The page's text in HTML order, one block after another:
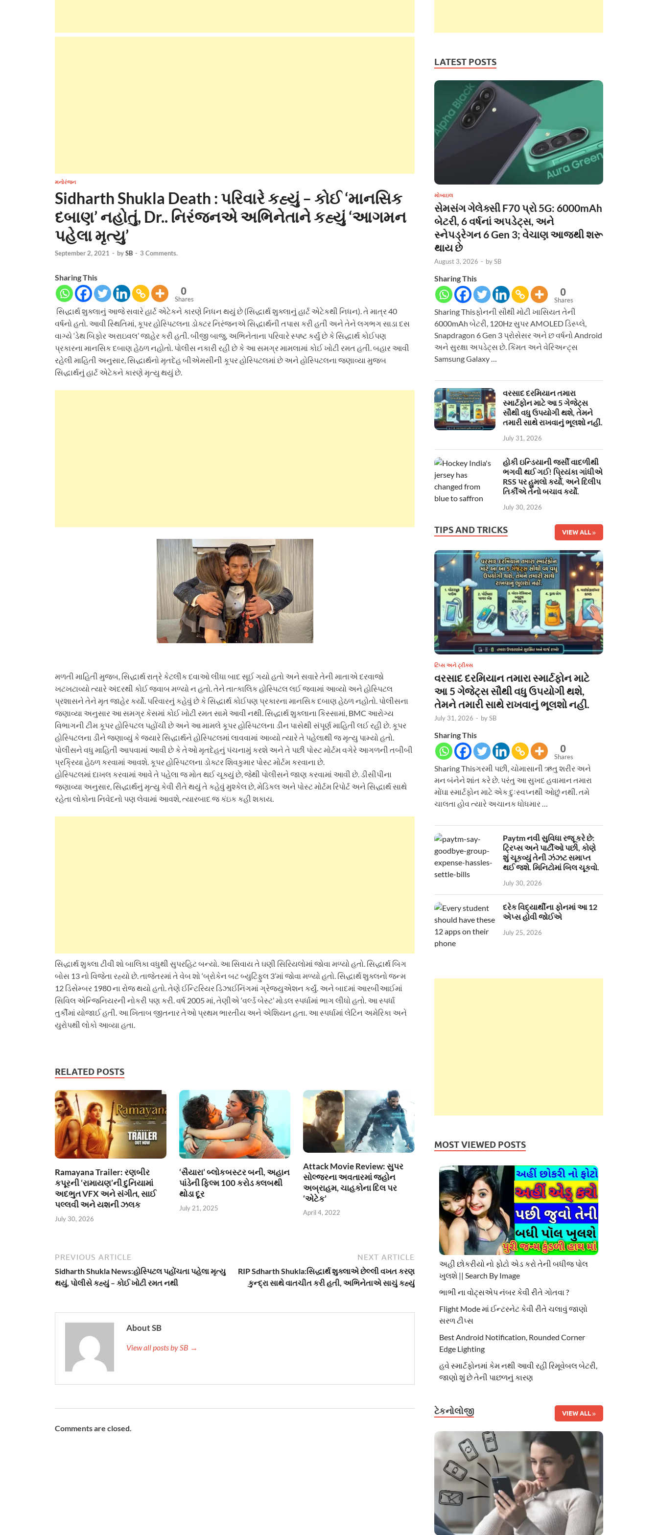
મનોરંજન
Sidharth Shukla Death : પરિવારે કહ્યું – કોઈ ‘માનસિક
દબાણ’ નહોતું, Dr.. નિરંજનએ અભિનેતાને કહ્યું ‘આગમન
પહેલા મૃત્યુ’
September 2, 2021 - bySB - 3 Comments.
Sharing This
0
Shares
સિદ્ધાર્થ શુક્લાનું આજે સવારે હાર્ટ એટેકને કારણે નિધન થયું છે (સિદ્ધાર્થ શુક્લાનું હાર્ટ એટેકથી નિધન). તે માત્ર 40
વર્ષનો હતો. આવી સ્થિતિમાં, કૂપર હોસ્પિટલના ડોક્ટર નિરંજનએ સિદ્ધાર્થની તપાસ કરી હતી અને તેને લગભગ સાડા દસ
વાગ્યે ‘ડેથ બિફોર અરાઇવલ’ જાહેર કરી હતી. બીજી બાજુ, અભિનેતાના પરિવારે સ્પષ્ટ કર્યું છે કે સિદ્ધાર્થ કોઈપણ
પ્રકારના માનસિક દબાણ હેઠળ નહોતો. પોલીસ નકારી રહી છે કે આ સમગ્ર મામલામાં કોઈ ખોટી રમત હતી. બહાર આવી
રહેલી માહિતી અનુસાર, સિદ્ધાર્થનો મૃતદેહ બીએમસીની કૂપર હોસ્પિટલમાં છે અને હોસ્પિટલના જણાવ્યા મુજબ
સિદ્ધાર્થનું હાર્ટ એટેકને કારણે મૃત્યુ થયું છે.
મળતી માહિતી મુજબ, સિદ્ધાર્થ રાત્રે કેટલીક દવાઓ લીધા બાદ સૂઈ ગયો હતો અને સવારે તેની માતાએ દરવાજો
ખટખટાવ્યો ત્યારે અંદરથી કોઈ જવાબ મળ્યો ન હતો. તેને તાત્કાલિક હોસ્પિટલ લઈ જવામાં આવ્યો અને હોસ્પિટલ
પ્રશાસને તેને મૃત જાહેર કર્યો. પરિવારનું કહેવું છે કે સિદ્ધાર્થ કોઈપણ પ્રકારના માનસિક દબાણ હેઠળ નહોતો. પોલીસના
જણાવ્યા અનુસાર આ સમગ્ર કેસમાં કોઈ ખોટી રમત સામે આવી નથી. સિદ્ધાર્થ શુક્લાના કિસ્સામાં, BMC આરોગ્ય
વિભાગની ટીમ કૂપર હોસ્પિટલ પહોંચી છે અને આ મામલે કૂપર હોસ્પિટલના ડીન પાસેથી સંપૂર્ણ માહિતી લઈ રહી છે. કૂપર
હોસ્પિટલના ડીને જણાવ્યું કે જ્યારે સિદ્ધાર્થને હોસ્પિટલમાં લાવવામાં આવ્યો ત્યારે તે પહેલાથી જ મૃત્યુ પામ્યો હતો.
પોલીસને વધુ માહિતી આપવામાં આવી છે કે તેઓ મૃતદેહનું પંચનામું કરશે અને તે પછી પોસ્ટ મોર્ટમ વગેરે આગળની તબીબી
પ્રક્રિયા હેઠળ કરવામાં આવશે. કૂપર હોસ્પિટલના ડોક્ટર શિવકુમાર પોસ્ટ મોર્ટમ કરવાના છે.
હોસ્પિટલમાં દાખલ કરવામાં આવે તે પહેલા જ મોત થઈ ચૂક્યું છે, જેથી પોલીસને જાણ કરવામાં આવી છે. ડીસીપીના
જણાવ્યા અનુસાર, સિદ્ધાર્થનું મૃત્યુ કેવી રીતે થયું તે કહેવું મુશ્કેલ છે, મેડિકલ અને પોસ્ટ મોર્ટમ રિપોર્ટ અને સિદ્ધાર્થ સાથે
રહેતા લોકોના નિવેદનો પણ લેવામાં આવશે, ત્યારબાદ જ કંઇક કહી શકાય.
સિદ્ધાર્થ શુક્લા ટીવી શો બાલિકા વધુથી સુપરહિટ બન્યો. આ સિવાય તે ઘણી સિરિયલોમાં જોવા મળ્યો હતો. સિદ્ધાર્થ બિગ
બોસ 13 નો વિજેતા રહ્યો છે. તાજેતરમાં તે વેબ શો ‘બ્રોકેન બટ બ્યુટિફુલ 3’માં જોવા મળ્યો હતો. સિદ્ધાર્થ શુક્લનો જન્મ
12 ડિસેમ્બર 1980 ના રોજ થયો હતો. તેણે ઈન્ટિરિયર ડિઝાઈનિંગમાં ગ્રેજ્યુએશન કર્યું. અને બાદમાં આરબીઆઈમાં
સિવિલ એન્જિનિયરની નોકરી પણ કરી. વર્ષ 2005 માં, તેણીએ ‘વર્લ્ડ બેસ્ટ’ મોડલ સ્પર્ધામાં ભાગ લીધો હતો. આ સ્પર્ધા
તુર્કીમાં યોજાઈ હતી. આ ખિતાબ જીતનાર તેઓ પ્રથમ ભારતીય અને એશિયન હતા. આ સ્પર્ધામાં લેટિન અમેરિકા અને
યુરોપથી લોકો આવ્યા હતા.
RELATED POSTS
Ramayana Trailer: રણબીર
કપૂરની ‘રામાયણ’ની દુનિયામાં
અદભુત VFX અને સંગીત, સાઈ
પલ્લવી અને યશની ઝલક
July 30, 2026
‘સૈયારા’ બ્લોકબસ્ટર બની, અહાન
પાંડેની ફિલ્મ 100 કરોડ ક્લબથી
થોડા દૂર
July 21, 2025
Attack Movie Review: સુપર
સોલ્જરના અવતારમાં જ્હોન
અબ્રાહમ, ચાહકોના દિલ પર
‘એટેક’
April 4, 2022
PREVIOUS ARTICLE
Sidharth Shukla News:હોસ્પિટલ પહોંચતા પહેલા મૃત્યુ
થયું, પોલીસે કહ્યું – કોઈ ખોટી રમત નથી
NEXT ARTICLE
RIP Sdharth Shukla:સિદ્ધાર્થ શુક્લાએ છેલ્લી વખત કરણ
કુન્દ્રા સાથે વાતચીત કરી હતી, અભિનેતાએ સાચું કહ્યું
About SB
View all posts by SB →
Comments are closed.
LATEST POSTS
મોબાઇલ
સેમસંગ ગેલેક્સી F70 પ્રો 5G: 6000mAh
બેટરી, 6 વર્ષનાં અપડેટ્સ, અને
સ્નેપડ્રેગન 6 Gen 3; વેચાણ આજથી શરૂ
થાય છે
August 3, 2026 - bySB
Sharing This
0
Shares
Sharing Thisફોનની સૌથી મોટી ખાસિયત તેની
6000mAh બેટરી, 120Hz સુપર AMOLED ડિસ્પ્લે,
Snapdragon 6 Gen 3 પ્રોસેસર અને છ વર્ષનો Android
અને સુરક્ષા અપડેટ્સ છે. કિંમત અને વેરિઅન્ટ્સ
Samsung Galaxy …
વરસાદ દરમિયાન તમારા
સ્માર્ટફોન માટે આ 5 ગેજેટ્સ
સૌથી વધુ ઉપયોગી થશે, તેમને
તમારી સાથે રાખવાનું ભૂલશો નહીં.
July 31, 2026
હોકી ઇન્ડિયાની જર્સી વાદળીથી
ભગવી થઈ ગઈ! પ્રિયંકા ગાંધીએ
RSS પર હુમલો કર્યો, અને દિલીપ
તિર્કીએ તેનો બચાવ કર્યો.
July 30, 2026
TIPS AND TRICKS VIEW ALL
ટિપ્સ અને ટ્રીક્સ
વરસાદ દરમિયાન તમારા સ્માર્ટફોન માટે
આ 5 ગેજેટ્સ સૌથી વધુ ઉપયોગી થશે,
તેમને તમારી સાથે રાખવાનું ભૂલશો નહીં.
July 31, 2026 - bySB
Sharing This
0
Shares
Sharing Thisગરમી પછી, ચોમાસાની ઋતુ શરીર અને
મન બંનેને શાંત કરે છે. પરંતુ આ સુખદ હવામાન તમારા
મોંઘા સ્માર્ટફોન માટે એક દુઃસ્વપ્નથી ઓછું નથી. તમે
ચાલતા હોવ ત્યારે અચાનક ધોધમાર …
Paytm નવી સુવિધા રજૂ કરે છે:
ટ્રિપ્સ અને પાર્ટીઓ પછી, કોણે
શું ચૂકવ્યું તેની ઝંઝટ સમાપ્ત
થઈ જશે. મિનિટોમાં બિલ ચૂકવો.
July 30, 2026
દરેક વિદ્યાર્થીના ફોનમાં આ 12
એપ્સ હોવી જોઈએ
July 25, 2026
MOST VIEWED POSTS
અહી છોકરીયો નો ફોટો એડ કરો તેની બધીજ પોલ
ખુલશે || Search By Image
ભાભી ના વોટ્સએપ નંબર કેવી રીતે ગોતવા ?
Flight Mode માં ઈન્ટરનેટ કેવી રીતે ચલાવું જાણો
સરળ ટીપ્સ
Best Android Notification, Rounded Corner
Edge Lighting
હવે સ્માર્ટફોનમાં કેમ નથી આવી રહી રિમૂવેબલ બેટરી,
જાણો શું છે તેની પાછળનું કારણ
ટેકનોલોજી VIEW ALL